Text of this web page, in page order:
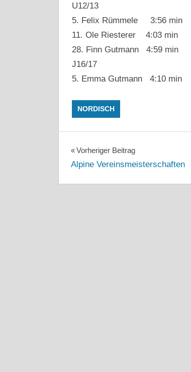
U12/13
5. Felix Rümmele 3:56 min
11. Ole Riesterer 4:03 min
28. Finn Gutmann 4:59 min
J16/17
5. Emma Gutmann 4:10 min
NORDISCH
Beitragsnavigation
Vorheriger Beitrag
Alpine Vereinsmeisterschaften